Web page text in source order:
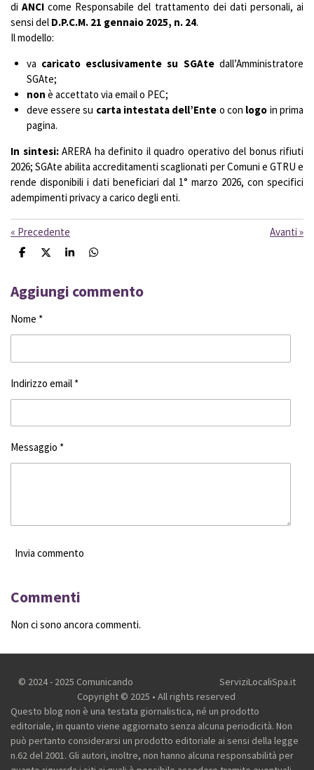
diANCI come Responsabile del trattamento dei dati personali, ai
sensi del D.P.C.M. 21 gennaio 2025, n. 24.
Il modello:
va caricato esclusivamente su SGAtedall’Amministratore
SGAte;
non è accettato via email o PEC;
deve essere su carta intestata dell’Ente o con logo in prima
pagina.
In sintesi:ARERA ha definito il quadro operativo del bonus rifiuti
2026; SGAte abilita accreditamenti scaglionati per Comuni e GTRU e
rende disponibili i dati beneficiari dal 1° marzo 2026, con specifici
adempimenti privacy a carico degli enti.
« Precedente Avanti »
C
d
i
i
C
d
i
C
d
i
C
d
i
Aggiungi commento
Nome *
Indirizzo email *
Messaggio *
Invia commento
Commenti
Non ci sono ancora commenti.
© 2024 - 2025 Comunicando ServiziLocaliSpa.it
Copyright © 2025 • All rights reserved
Questo blog non è una testata giornalistica, né un prodotto
editoriale, in quanto viene aggiornato senza alcuna periodicità. Non
può pertanto considerarsi un prodotto editoriale ai sensi della legge
n.62 del 2001. Gli autori, inoltre, non hanno alcuna responsabilità per